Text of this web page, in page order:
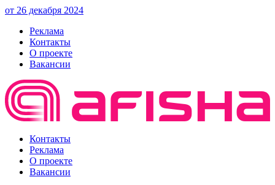
от 26 декабря 2024
Реклама
Контакты
О проекте
Вакансии
Контакты
Реклама
О проекте
Вакансии